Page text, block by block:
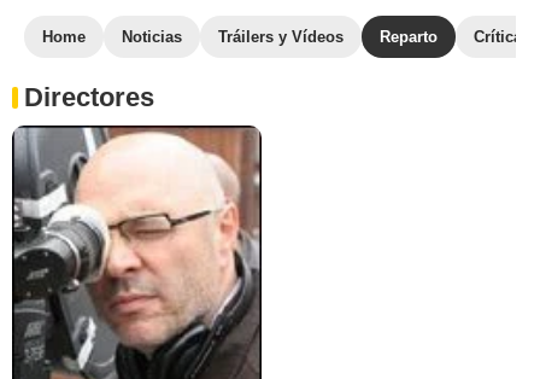
Home Noticias Tráilers y Vídeos Reparto Críticas
Directores